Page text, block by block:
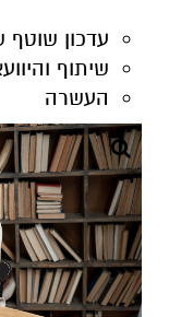
עדכון שוטף
שיתוף
העשרה